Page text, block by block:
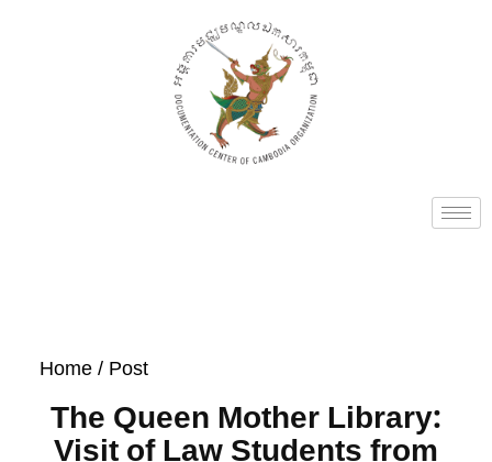
Home/ Post
The Queen Mother Library:
Visit of Law Students from